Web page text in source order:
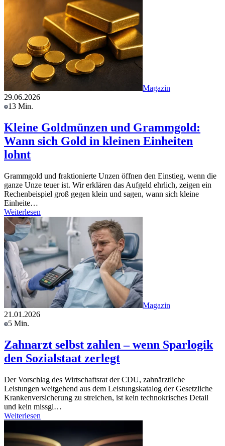
Magazin
29.06.2026
13 Min.
Kleine Goldmünzen und Grammgold:
Wann sich Gold in kleinen Einheiten
lohnt
Grammgold und fraktionierte Unzen öffnen den Einstieg, wenn die
ganze Unze teuer ist. Wir erklären das Aufgeld ehrlich, zeigen ein
Rechenbeispiel groß gegen klein und sagen, wann sich kleine
Einheite…
Weiterlesen
Magazin
21.01.2026
5 Min.
Zahnarzt selbst zahlen – wenn Sparlogik
den Sozialstaat zerlegt
Der Vorschlag des Wirtschaftsrat der CDU, zahnärztliche
Leistungen weitgehend aus dem Leistungskatalog der Gesetzliche
Krankenversicherung zu streichen, ist kein technokrisches Detail
und kein missgl…
Weiterlesen